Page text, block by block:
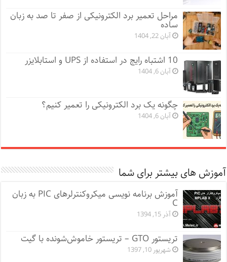
مراحل تعمیر برد الکترونیکی از صفر تا صد به زبان
ساده
آبان 22, 1404
10 اشتباه رایج در استفاده از UPS و استابلایزر
آبان 6, 1404
چگونه یک برد الکترونیکی را تعمیر کنیم؟
آبان 6, 1404
آموزش های بیشتر برای شما
آموزش برنامه نویسی میکروکنترلرهای PIC به زبان
C
آذر 15, 1394
تریستور GTO – تریستور خاموش‌شونده با گیت
شهریور 10, 1397